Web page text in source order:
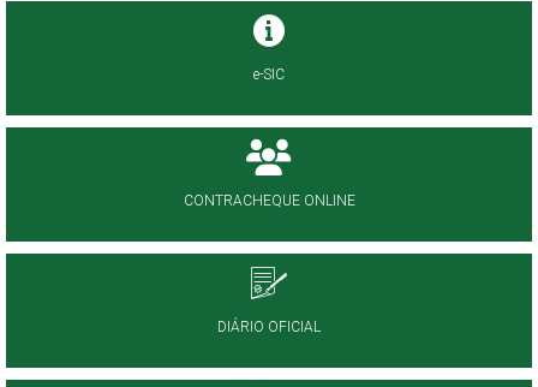
e-SIC
CONTRACHEQUE ONLINE
DIÁRIO OFICIAL